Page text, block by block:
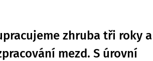
zhruba tři roky a
mezd. S úrovní